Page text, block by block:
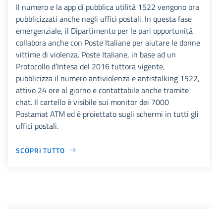
Il numero e la app di pubblica utilità 1522 vengono ora
pubblicizzati anche negli uffici postali. In questa fase
emergenziale, il Dipartimento per le pari opportunità
collabora anche con Poste Italiane per aiutare le donne
vittime di violenza. Poste Italiane, in base ad un
Protocollo d’Intesa del 2016 tuttora vigente,
pubblicizza il numero antiviolenza e antistalking 1522,
attivo 24 ore al giorno e contattabile anche tramite
chat. Il cartello è visibile sui monitor dei 7000
Postamat ATM ed è proiettato sugli schermi in tutti gli
uffici postali.
SCOPRI TUTTO